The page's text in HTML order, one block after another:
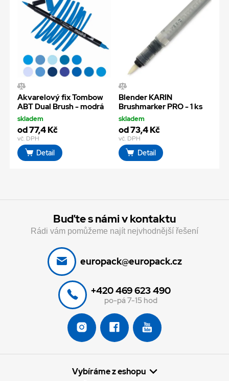
Akvarelový fix Tombow
ABT Dual Brush - modrá
skladem
od 77,4 Kč
vč. DPH
Detail
Blender KARIN
Brushmarker PRO - 1 ks
skladem
od 73,4 Kč
vč. DPH
Detail
Buďte s námi v kontaktu
Rádi vám pomůžeme najít nejvhodnější řešení
europack@europack.cz
+420 469 623 490
po-pá 7-15 hod
Vybíráme z eshopu